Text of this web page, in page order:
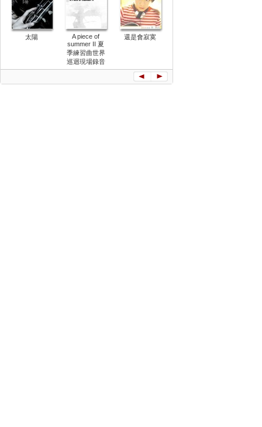
太陽
A piece of
summer II 夏
季練習曲世界
巡迴現場錄音
還是會寂寞